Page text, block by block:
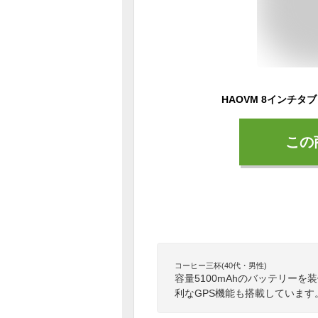
こ
コーヒー三杯(40代・男性)
容量5100mAhのバッテリーを
利なGPS機能も搭載しています